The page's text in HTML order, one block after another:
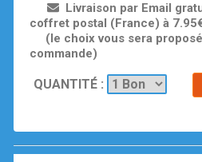
Livraison par Email
coffret postal (France) à
(le choix vous sera
commande)
QUANTITÉ :